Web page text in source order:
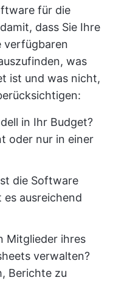
für die
dass Sie Ihre
verfügbaren
was
ist und was nicht,
in Ihr Budget?
oder nur in einer
die Software
es ausreichend
Mitglieder ihres
verwalten?
Berichte zu